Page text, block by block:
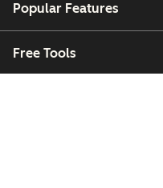
Popular Features
Free Tools